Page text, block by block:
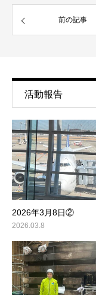
前の記事
活動報告
2026年3月8日②
2026.03.8